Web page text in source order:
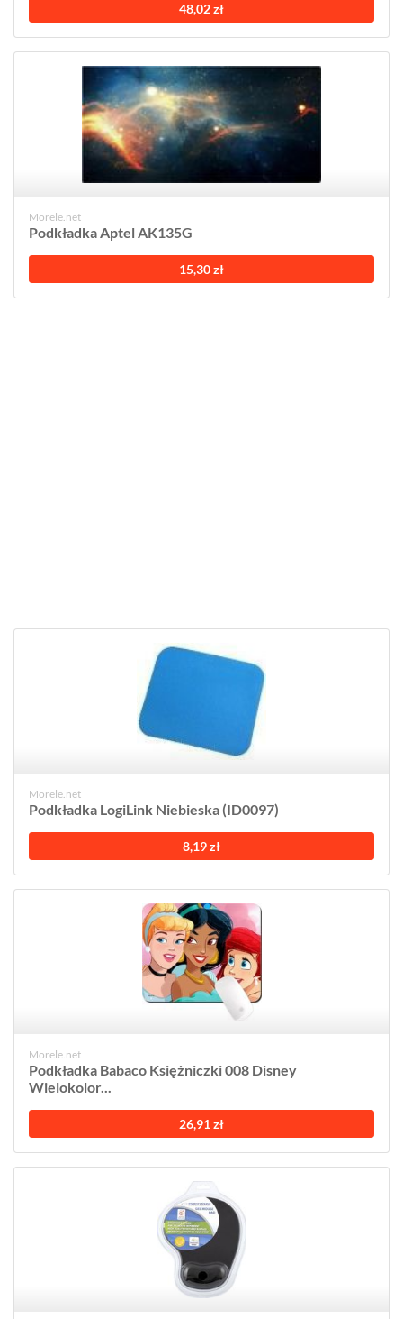
48,02 zł
Morele.net
Podkładka Aptel AK135G
15,30 zł
Morele.net
Podkładka LogiLink Niebieska (ID0097)
8,19 zł
Morele.net
Podkładka Babaco Księżniczki 008 Disney
Wielokolor...
26,91 zł